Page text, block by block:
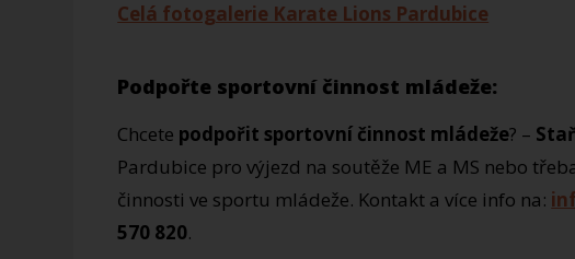
Celá fotogalerie Karate Lions Pardubice
Podpořte sportovní činnost mládeže:
Chcete podpořit sportovní činnost mládeže? –
Pardubice pro výjezd na soutěže ME a MS nebo
činnosti ve sportu mládeže. Kontakt a více info na:
570 820.